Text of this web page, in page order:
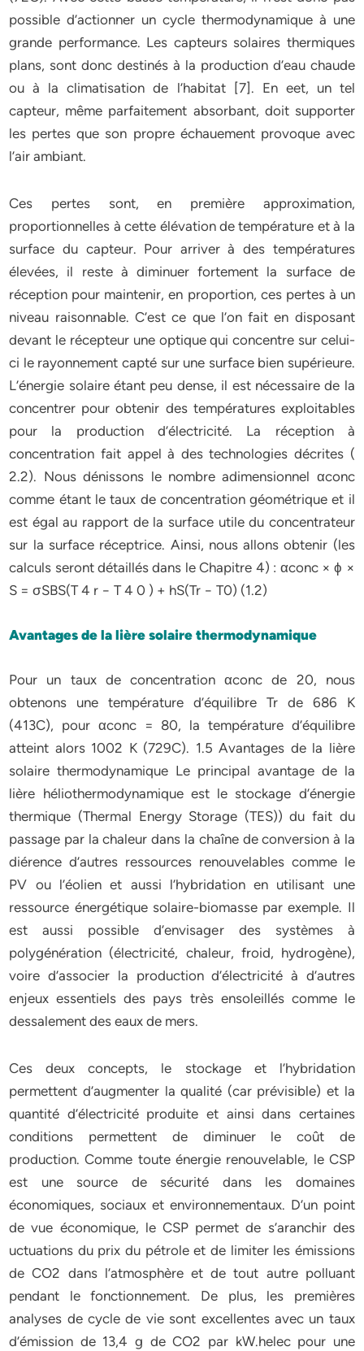
possible d’actionner un cycle thermodynamique à une
grande performance. Les capteurs solaires thermiques
plans, sont donc destinés à la production d’eau chaude
ou à la climatisation de l’habitat [7]. En eet, un tel
capteur, même parfaitement absorbant, doit supporter
les pertes que son propre échauement provoque avec
l’air ambiant.
Ces pertes sont, en première approximation,
proportionnelles à cette élévation de température et à la
surface du capteur. Pour arriver à des températures
élevées, il reste à diminuer fortement la surface de
réception pour maintenir, en proportion, ces pertes à un
niveau raisonnable. C’est ce que l’on fait en disposant
devant le récepteur une optique qui concentre sur celui-
ci le rayonnement capté sur une surface bien supérieure.
L’énergie solaire étant peu dense, il est nécessaire de la
concentrer pour obtenir des températures exploitables
pour la production d’électricité. La réception à
concentration fait appel à des technologies décrites (
2.2). Nous dénissons le nombre adimensionnel αconc
comme étant le taux de concentration géométrique et il
est égal au rapport de la surface utile du concentrateur
sur la surface réceptrice. Ainsi, nous allons obtenir (les
calculs seront détaillés dans le Chapitre 4) : αconc × ϕ ×
S = σSBS(T 4 r − T 4 0 ) + hS(Tr − T0) (1.2)
Avantages de la lière solaire thermodynamique
Pour un taux de concentration αconc de 20, nous
obtenons une température d’équilibre Tr de 686 K
(413C), pour αconc = 80, la température d’équilibre
atteint alors 1002 K (729C). 1.5 Avantages de la lière
solaire thermodynamique Le principal avantage de la
lière héliothermodynamique est le stockage d’énergie
thermique (Thermal Energy Storage (TES)) du fait du
passage par la chaleur dans la chaîne de conversion à la
diérence d’autres ressources renouvelables comme le
PV ou l’éolien et aussi l’hybridation en utilisant une
ressource énergétique solaire-biomasse par exemple. Il
est aussi possible d’envisager des systèmes à
polygénération (électricité, chaleur, froid, hydrogène),
voire d’associer la production d’électricité à d’autres
enjeux essentiels des pays très ensoleillés comme le
dessalement des eaux de mers.
Ces deux concepts, le stockage et l’hybridation
permettent d’augmenter la qualité (car prévisible) et la
quantité d’électricité produite et ainsi dans certaines
conditions permettent de diminuer le coût de
production. Comme toute énergie renouvelable, le CSP
est une source de sécurité dans les domaines
économiques, sociaux et environnementaux. D’un point
de vue économique, le CSP permet de s’aranchir des
uctuations du prix du pétrole et de limiter les émissions
de CO2 dans l’atmosphère et de tout autre polluant
pendant le fonctionnement. De plus, les premières
analyses de cycle de vie sont excellentes avec un taux
d’émission de 13,4 g de CO2 par kW.helec pour une